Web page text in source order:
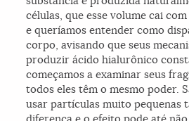
células, que esse volume cai
e queríamos entender como
corpo, avisando que seus
produzir ácido hialurônico
começamos a examinar seus
todos eles têm o mesmo poder.
usar partículas muito pequenas